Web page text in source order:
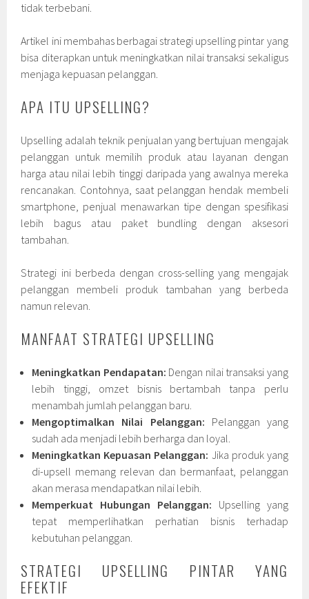
tidak terbebani.
Artikel ini membahas berbagai strategi upselling pintar yang
bisa diterapkan untuk meningkatkan nilai transaksi sekaligus
menjaga kepuasan pelanggan.
APA ITU UPSELLING?
Upselling adalah teknik penjualan yang bertujuan mengajak
pelanggan untuk memilih produk atau layanan dengan
harga atau nilai lebih tinggi daripada yang awalnya mereka
rencanakan. Contohnya, saat pelanggan hendak membeli
smartphone, penjual menawarkan tipe dengan spesifikasi
lebih bagus atau paket bundling dengan aksesori
tambahan.
Strategi ini berbeda dengan cross-selling yang mengajak
pelanggan membeli produk tambahan yang berbeda
namun relevan.
MANFAAT STRATEGI UPSELLING
Meningkatkan Pendapatan: Dengan nilai transaksi yang
lebih tinggi, omzet bisnis bertambah tanpa perlu
menambah jumlah pelanggan baru.
Mengoptimalkan Nilai Pelanggan: Pelanggan yang
sudah ada menjadi lebih berharga dan loyal.
Meningkatkan Kepuasan Pelanggan: Jika produk yang
di-upsell memang relevan dan bermanfaat, pelanggan
akan merasa mendapatkan nilai lebih.
Memperkuat Hubungan Pelanggan: Upselling yang
tepat memperlihatkan perhatian bisnis terhadap
kebutuhan pelanggan.
STRATEGI UPSELLING PINTAR YANG
EFEKTIF